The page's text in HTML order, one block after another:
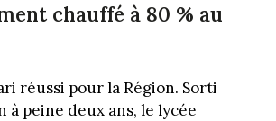
chauffé à 80 % au
réussi pour la Région. Sorti
à peine deux ans, le lycée